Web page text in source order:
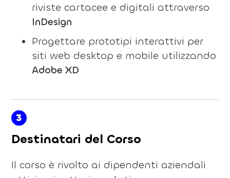
riviste cartacee e digitali attraverso
InDesign
Progettare prototipi interattivi per
siti web desktop e mobile utilizzando
Adobe XD
3
Destinatari del Corso
Il corso è rivolto ai dipendenti aziendali